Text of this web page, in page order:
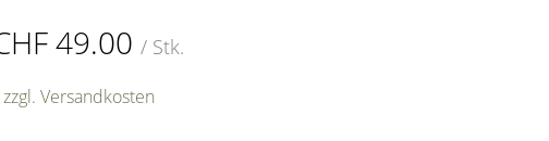
49.00/ Stk.
zzgl. Versandkosten